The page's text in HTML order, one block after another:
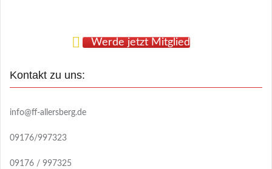
Werde jetzt Mitglied
Kontakt zu uns:
info@ff-allersberg.de
09176/997323
09176 / 997325